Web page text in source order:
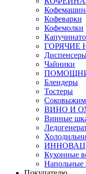
Кофеварки
Кофемолки
ГОРЯЧИЕ
Чайники
Блендеры
Тостеры
ВИНО И
Винные
Кухонные
Напольные